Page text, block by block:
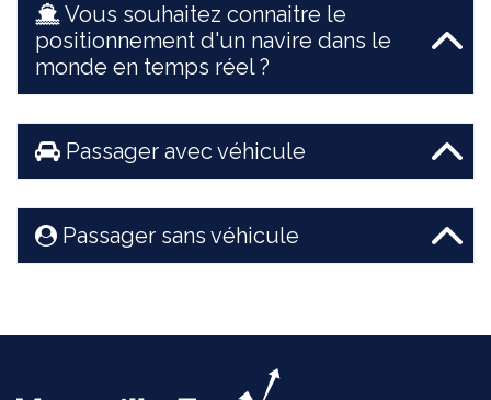
Vous souhaitez connaitre le
positionnement d'un navire dans le
monde en temps réel ?
Passager avec véhicule
Passager sans véhicule